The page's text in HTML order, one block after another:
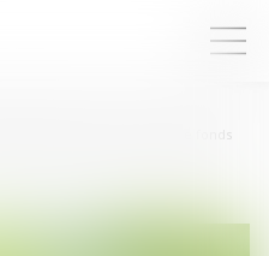
boucle une levée de fonds